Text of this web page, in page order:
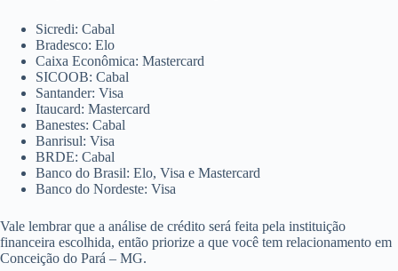
Sicredi: Cabal
Bradesco: Elo
Caixa Econômica: Mastercard
SICOOB: Cabal
Santander: Visa
Itaucard: Mastercard
Banestes: Cabal
Banrisul: Visa
BRDE: Cabal
Banco do Brasil: Elo, Visa e Mastercard
Banco do Nordeste: Visa
Vale lembrar que a análise de crédito será feita pela instituição
financeira escolhida, então priorize a que você tem relacionamento em
Conceição do Pará – MG.